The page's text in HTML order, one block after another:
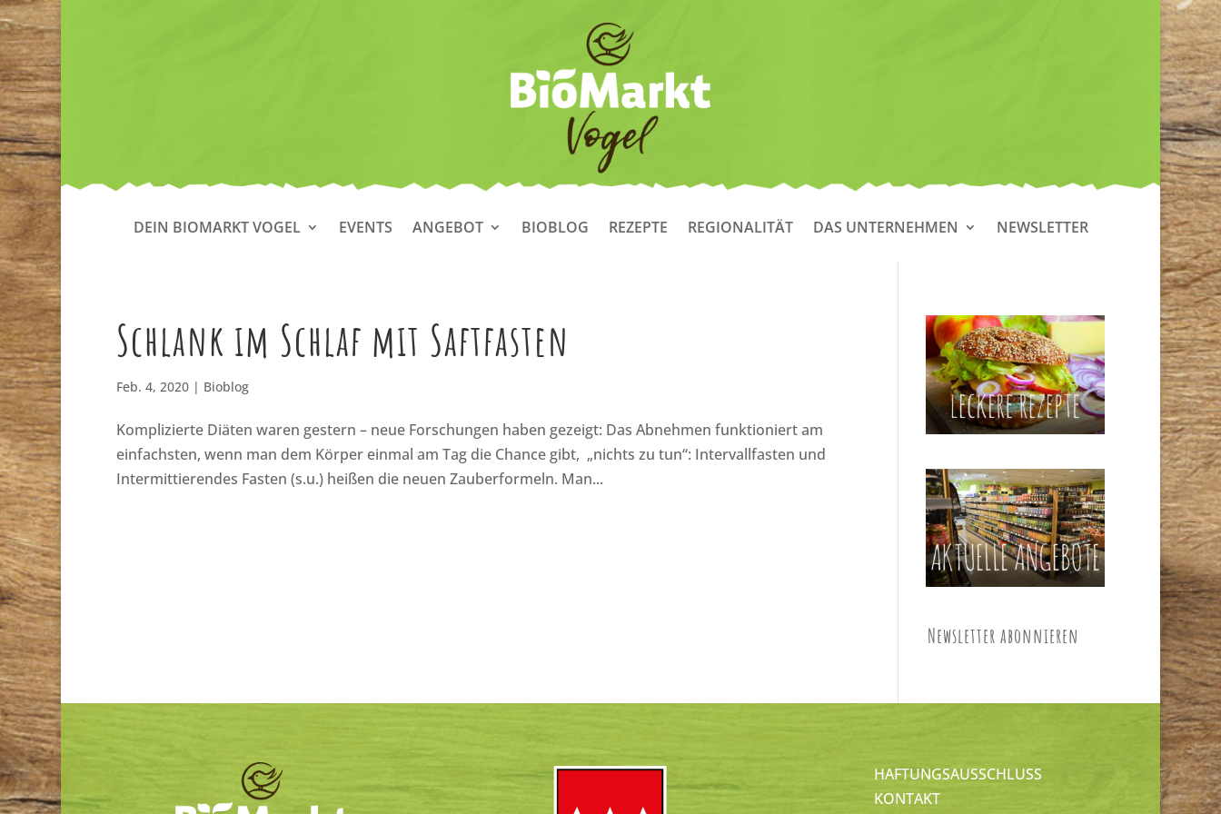
DEIN BIOMARKT VOGEL EVENTS ANGEBOT BIOBLOG REZEPTE REGIONALITÄT DAS UNTERNEHMEN NEWSLETTER
Schlank im Schlaf mit Saftfasten
Feb. 4, 2020| Bioblog
Komplizierte Diäten waren gestern – neue Forschungen haben gezeigt: Das Abnehmen funktioniert am
einfachsten, wenn man dem Körper einmal am Tag die Chance gibt, „nichts zu tun“: Intervallfasten und
Intermittierendes Fasten (s.u.) heißen die neuen Zauberformeln. Man...
Newsletter abonnieren
HAFTUNGSAUSSCHLUSS
KONTAKT